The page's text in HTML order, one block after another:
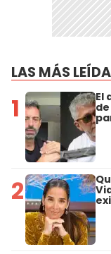
LAS MÁS
1 El
2